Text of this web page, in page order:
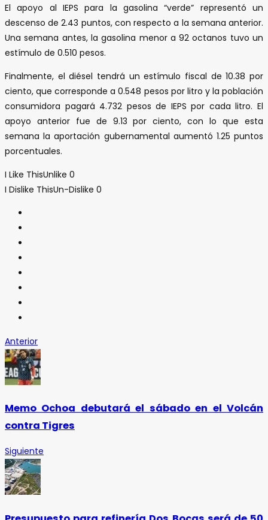
El apoyo al IEPS para la gasolina “verde” representó un
descenso de 2.43 puntos, con respecto a la semana anterior.
Una semana antes, la gasolina menor a 92 octanos tuvo un
estímulo de 0.510 pesos.
Finalmente, el diésel tendrá un estímulo fiscal de 10.38 por
ciento, que corresponde a 0.548 pesos por litro y la población
consumidora pagará 4.732 pesos de IEPS por cada litro. El
apoyo anterior fue de 9.13 por ciento, con lo que esta
semana la aportación gubernamental aumentó 1.25 puntos
porcentuales.
I Like ThisUnlike 0
I Dislike ThisUn-Dislike 0
Anterior
Memo Ochoa debutará el sábado en el Volcán
contra Tigres
Siguiente